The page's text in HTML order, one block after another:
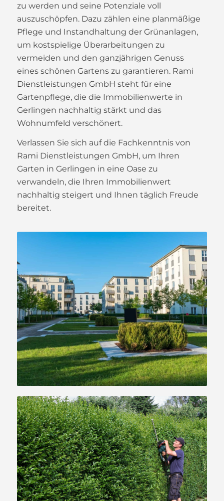
zu werden und seine Potenziale voll
auszuschöpfen. Dazu zählen eine planmäßige
Pflege und Instandhaltung der Grünanlagen,
um kostspielige Überarbeitungen zu
vermeiden und den ganzjährigen Genuss
eines schönen Gartens zu garantieren. Rami
Dienstleistungen GmbH steht für eine
Gartenpflege, die die Immobilienwerte in
Gerlingen nachhaltig stärkt und das
Wohnumfeld verschönert.
Verlassen Sie sich auf die Fachkenntnis von
Rami Dienstleistungen GmbH, um Ihren
Garten in Gerlingen in eine Oase zu
verwandeln, die Ihren Immobilienwert
nachhaltig steigert und Ihnen täglich Freude
bereitet.